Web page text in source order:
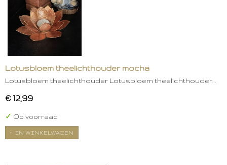
Lotusbloem theelichthouder mocha
Lotusbloem theelichthouder Lotusbloem theelichthouder…
€ 12,99
✓ Op voorraad
IN WINKELWAGEN